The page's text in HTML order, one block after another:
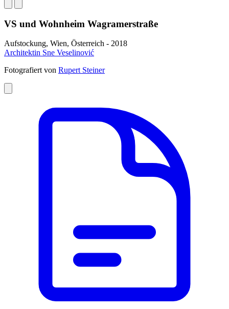
VS und Wohnheim Wagramerstraße
Aufstockung, Wien, Österreich - 2018
Architektin Sne Veselinović
Fotografiert von Rupert Steiner